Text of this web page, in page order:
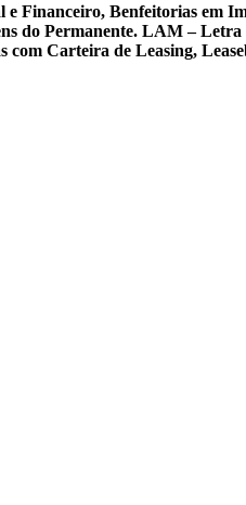
e Financeiro, Benfeitorias
do Permanente. LAM –
com Carteira de Leasing,